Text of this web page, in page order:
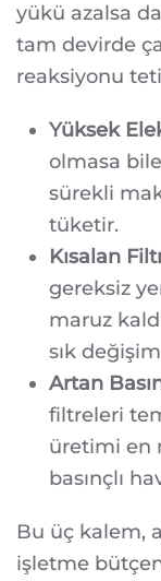
yükü azalsa
tam devirde
reaksiyonu
Yüksek
olmasa
sürekli
tüketir.
Kısalan
gereksiz
maruz
sık
Artan
filtreleri
üretimi en
basınçlı
Bu üç kalem,
işletme